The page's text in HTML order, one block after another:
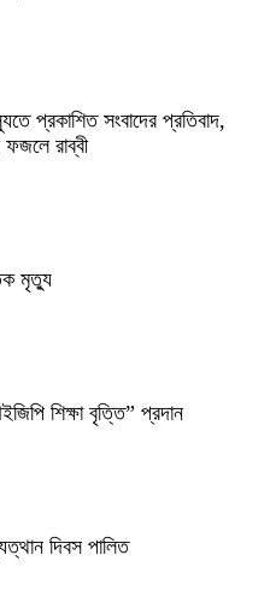
প্রকাশিত সংবাদের প্রতিবাদ,
রাব্বী
মৃত্যু
শিক্ষা বৃত্তি” প্রদান
দিবস পালিত